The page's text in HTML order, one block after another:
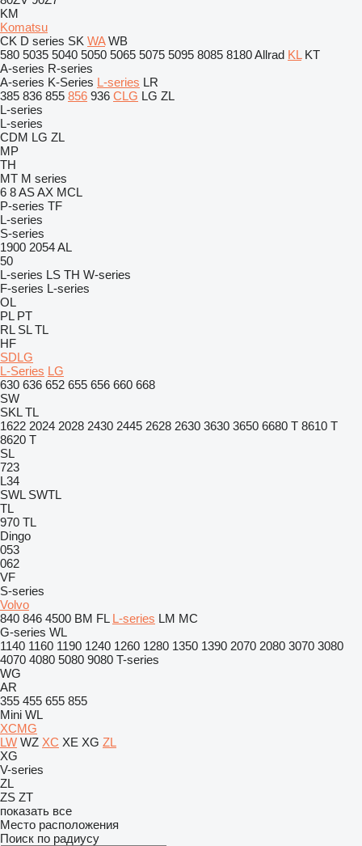
KM
Komatsu
CK D series SK WA WB
580 5035 5040 5050 5065 5075 5095 8085 8180Allrad KL KT
A-series R-series
A-series K-Series L-series LR
385 836 855 856 936 CLG LG ZL
L-series
L-series
CDM LG ZL
MP
TH
MT M series
6 8ASAX MCL
P-series TF
L-series
S-series
1900 2054AL
50
L-series LS TH W-series
F-series L-series
OL
PL PT
RL SL TL
HF
SDLG
L-Series LG
630 636 652 655 656 660 668
SW
SKL TL
1622 2024 2028 2430 2445 2628 2630 3630 3650 6680 T 8610 T
8620 T
SL
723
L34
SWL SWTL
TL
970 TL
Dingo
053
062
VF
S-series
Volvo
840 846 4500 BM FL L-series LM MC
G-series WL
1140 1160 1190 1240 1260 1280 1350 1390 2070 2080 3070 3080
4070 4080 5080 9080 T-series
WG
AR
355 455 655 855
Mini WL
XCMG
LW WZ XC XE XG ZL
XG
V-series
ZL
ZS ZT
показать все
Место расположения
Поиск по радиусу